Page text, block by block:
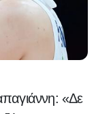
«Δε